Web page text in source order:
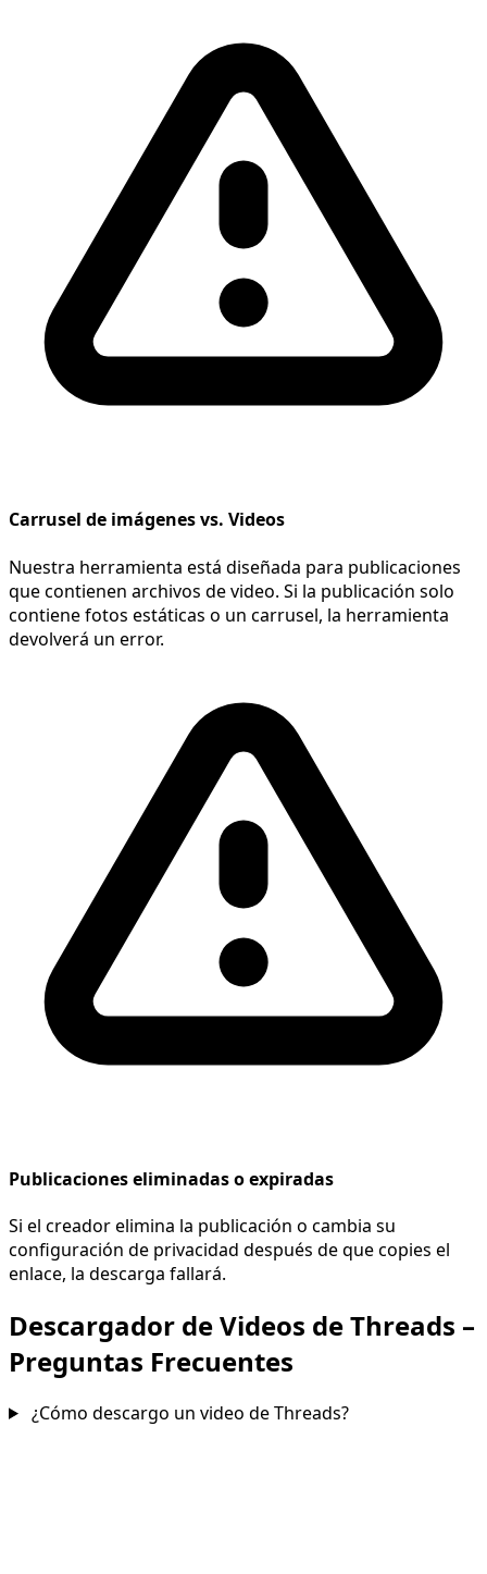
Carrusel de imágenes vs. Videos
Nuestra herramienta está diseñada para publicaciones
que contienen archivos de video. Si la publicación solo
contiene fotos estáticas o un carrusel, la herramienta
devolverá un error.
Publicaciones eliminadas o expiradas
Si el creador elimina la publicación o cambia su
configuración de privacidad después de que copies el
enlace, la descarga fallará.
Descargador de Videos de Threads –
Preguntas Frecuentes
¿Cómo descargo un video de Threads?